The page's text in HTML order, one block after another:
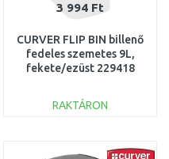
3 994 Ft
CURVER FLIP BIN billenő
fedeles szemetes 9L,
fekete/ezüst 229418
RAKTÁRON
Összehasonlítás